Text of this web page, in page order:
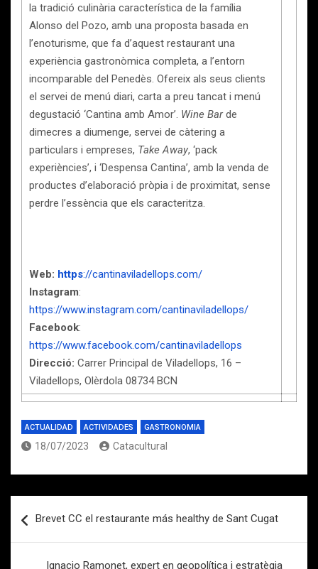
la tradició culinària característica de la família
Alonso del Pozo, amb una proposta basada en
l’enoturisme, que fa d’aquest restaurant una
experiència gastronòmica completa, a l’entorn
incomparable del Penedès. Ofereix als seus clients
el servei de menú diari, carta a preu tancat i menú
degustació ‘Cantina amb Amor’. Wine Barde
dimecres a diumenge, servei de càtering a
particulars i empreses, Take Away, ‘pack
experiències’, i ‘Despensa Cantina’, amb la venda de
productes d’elaboració pròpia i de proximitat, sense
perdre l’essència que els caracteritza.
Web: https://cantinaviladellops.com/
Instagram:
https://www.instagram.com/cantinaviladellops/
Facebook:
https://www.facebook.com/cantinaviladellops
Direcció: Carrer Principal de Viladellops, 16 –
Viladellops, Olèrdola 08734 BCN
ACTUALIDAD ACTIVIDADES GASTRONOMIA
18/07/2023 Catacultural
de
Brevet CC el restaurante más healthy de Sant Cugat
Ignacio Ramonet, expert en geopolítica i estratègia